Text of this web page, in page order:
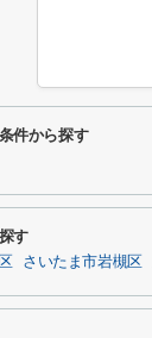
件から探す
す
さいたま市岩槻区